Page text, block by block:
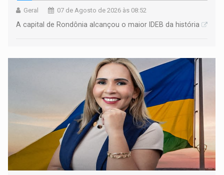
Geral 07 de Agosto de 2026 às 08:52
A capital de Rondônia alcançou o maior IDEB da história